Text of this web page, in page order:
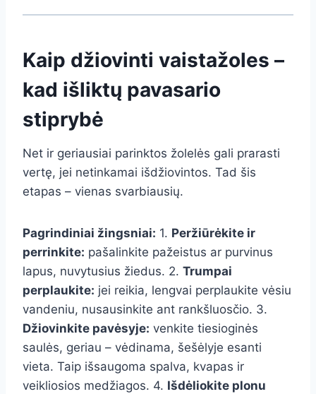
Kaip džiovinti vaistažoles –
kad išliktų pavasario
stiprybė
Net ir geriausiai parinktos žolelės gali prarasti
vertę, jei netinkamai išdžiovintos. Tad šis
etapas – vienas svarbiausių.
Pagrindiniai žingsniai: 1. Peržiūrėkite ir
perrinkite: pašalinkite pažeistus ar purvinus
lapus, nuvytusius žiedus. 2. Trumpai
perplaukite: jei reikia, lengvai perplaukite vėsiu
vandeniu, nusausinkite ant rankšluosčio. 3.
Džiovinkite pavėsyje: venkite tiesioginės
saulės, geriau – vėdinama, šešėlyje esanti
vieta. Taip išsaugoma spalva, kvapas ir
veikliosios medžiagos. 4. Išdėliokite plonu